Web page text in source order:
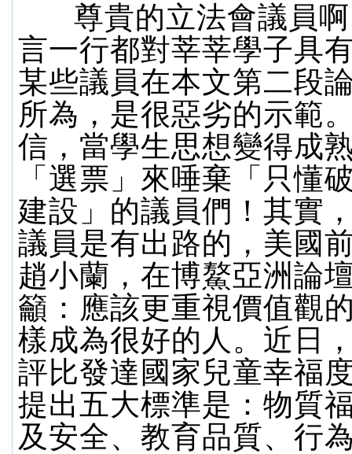
尊貴的立法會議員
言一行都對莘莘學子具
某些議員在本文第二段
所為，是很惡劣的示範
信，當學生思想變得成
「選票」來唾棄「只懂
建設」的議員們！其實
議員是有出路的，美國
趙小蘭，在博鰲亞洲論
籲：應該更重視價值觀
樣成為很好的人。近日
評比發達國家兒童幸福
提出五大標準是：物質
及安全、教育品質、行